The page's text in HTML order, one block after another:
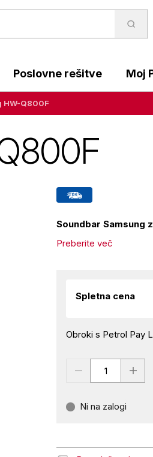
Poslovne rešitve Moj
HW-Q800F
Soundbar Samsung
Preberite več
Spletna cena
Obroki s Petrol Pay
Ni na zalogi